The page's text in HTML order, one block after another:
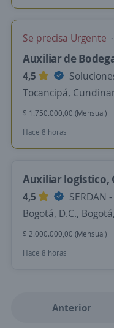
Se precisa Urgente
Auxiliar de
4,5
Tocancipá,
$ 1.750.000,00 (Mensual)
Hace 8 horas
Auxiliar logístico,
4,5
SERDAN
Bogotá, D.C.,
$ 2.000.000,00 (Mensual)
Hace 8 horas
Anterior